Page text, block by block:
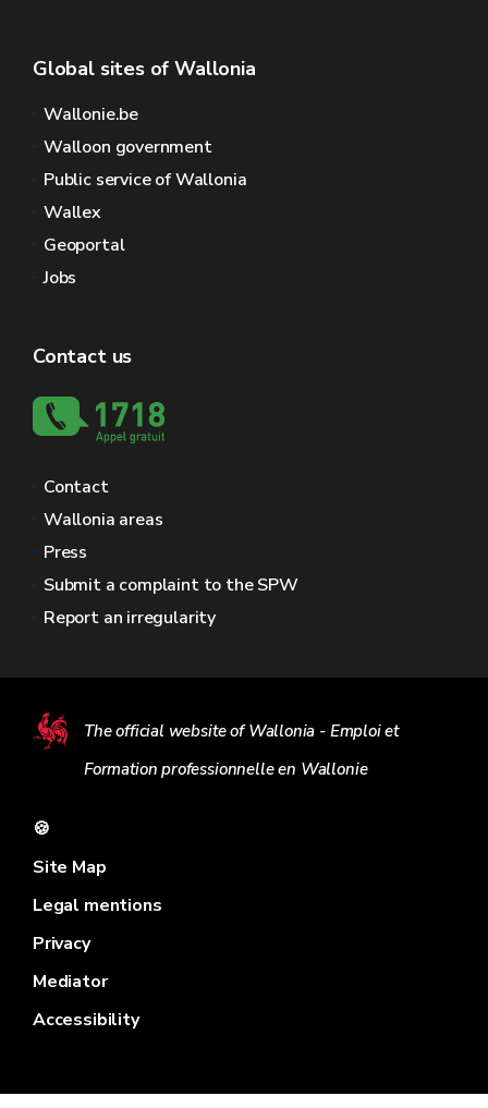
Global sites of Wallonia
Wallonie.be
Walloon government
Public service of Wallonia
Wallex
Geoportal
Jobs
Contact us
Contact
Wallonia areas
Press
Submit a complaint to the SPW
Report an irregularity
The official website of Wallonia - Emploi et
Formation professionnelle en Wallonie
🍪
Site Map
Legal mentions
Privacy
Mediator
Accessibility